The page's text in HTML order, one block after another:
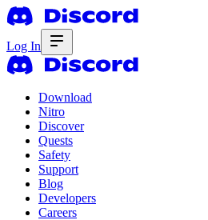
Log In
Download
Nitro
Discover
Quests
Safety
Support
Blog
Developers
Careers